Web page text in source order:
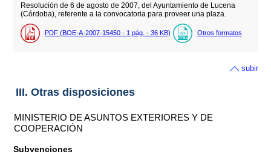
Resolución de 6 de agosto de 2007, del Ayuntamiento de Lucena
(Córdoba), referente a la convocatoria para proveer una plaza.
PDF (BOE-A-2007-15450 - 1 pág. - 36 KB) Otros formatos
subir
III. Otras disposiciones
MINISTERIO DE ASUNTOS EXTERIORES Y DE
COOPERACIÓN
Subvenciones